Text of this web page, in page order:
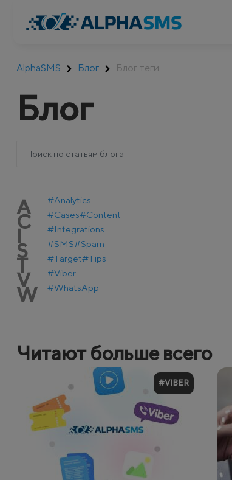
AlphaSMS Блог Блог теги
Блог
A #Analytics
C #Cases#Content
I #Integrations
S #SMS#Spam
T #Target#Tips
V #Viber
W #WhatsApp
Читают больше всего
#VIBER